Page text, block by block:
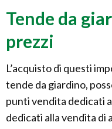
Tende da
prezzi
L’acquisto di questi
tende da giardino,
punti vendita dedicati
dedicati alla vendita di